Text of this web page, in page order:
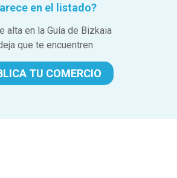
en el listado?
alta en la Guía de Bizkaia
que te encuentren
TU COMERCIO